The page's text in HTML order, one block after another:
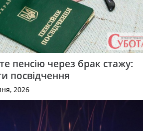
пенсію через брак стажу:
посвідчення
2026